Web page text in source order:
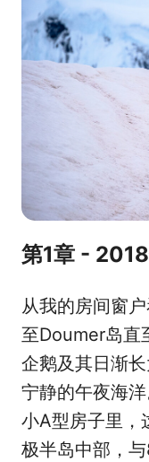
第1章 -
从我的房间窗
至Doumer岛直
企鹅及其日渐
宁静的午夜海
小A型房子里，
极半岛中部，